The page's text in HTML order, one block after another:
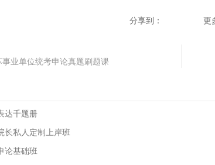
分享到： 更
事业单位统考申论真题刷题课
达千题册
长私人定制上岸班
论基础班